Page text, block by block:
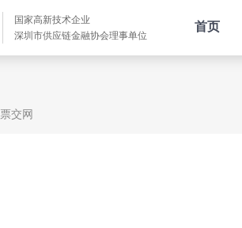
国家高新技术企业
深圳市供应链金融协会理事单位
首页
票交网